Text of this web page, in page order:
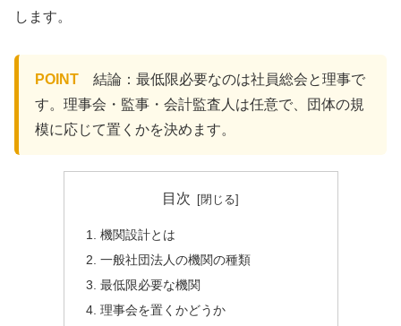
します。
POINT 結論：最低限必要なのは社員総会と理事で
す。理事会・監事・会計監査人は任意で、団体の規
模に応じて置くかを決めます。
目次
機関設計とは
一般社団法人の機関の種類
最低限必要な機関
理事会を置くかどうか